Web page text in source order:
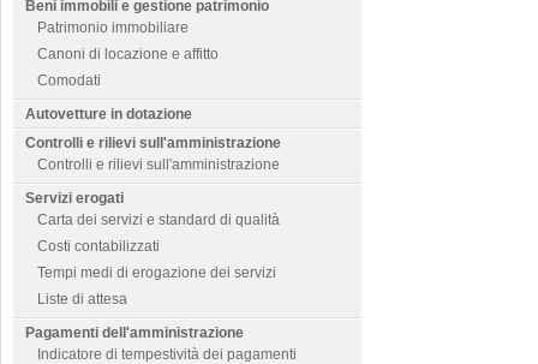
Beni immobili e gestione patrimonio
Patrimonio immobiliare
Canoni di locazione e affitto
Comodati
Autovetture in dotazione
Controlli e rilievi sull'amministrazione
Controlli e rilievi sull'amministrazione
Servizi erogati
Carta dei servizi e standard di qualità
Costi contabilizzati
Tempi medi di erogazione dei servizi
Liste di attesa
Pagamenti dell'amministrazione
Indicatore di tempestività dei pagamenti